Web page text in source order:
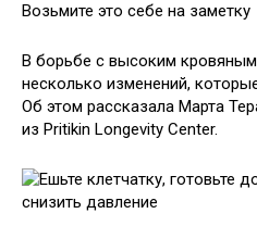
Возьмите это себе на заметку
В борьбе с высоким
несколько изменений,
Об этом рассказала Марта
из Pritikin Longevity Center.